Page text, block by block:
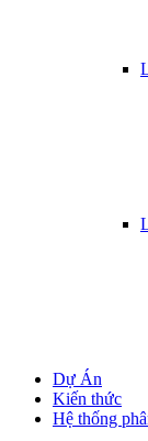
Dự Án
Kiến thức
Hệ thống